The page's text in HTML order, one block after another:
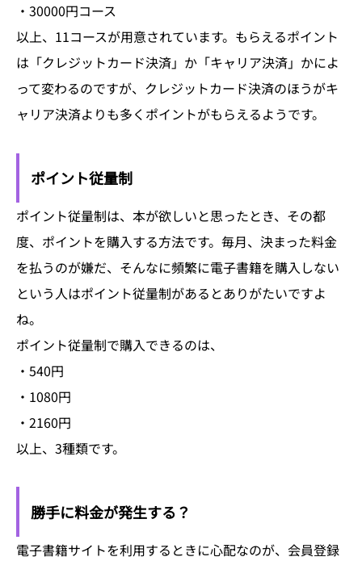
・30000円コース
以上、11コースが用意されています。もらえるポイント
は「クレジットカード決済」か「キャリア決済」かによ
って変わるのですが、クレジットカード決済のほうがキ
ャリア決済よりも多くポイントがもらえるようです。
ポイント従量制
ポイント従量制は、本が欲しいと思ったとき、その都
度、ポイントを購入する方法です。毎月、決まった料金
を払うのが嫌だ、そんなに頻繁に電子書籍を購入しない
という人はポイント従量制があるとありがたいですよ
ね。
ポイント従量制で購入できるのは、
・540円
・1080円
・2160円
以上、3種類です。
勝手に料金が発生する？
電子書籍サイトを利用するときに心配なのが、会員登録